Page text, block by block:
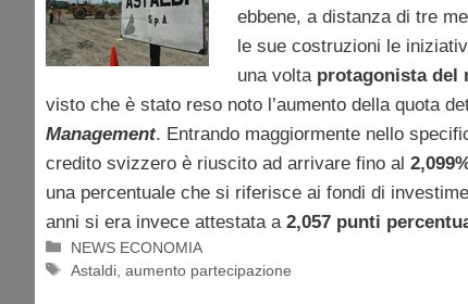
ebbene, a distanza di tre
le sue costruzioni le
una volta protagonista del
visto che è stato reso noto l’aumento della quota
Management. Entrando maggiormente nello
credito svizzero è riuscito ad arrivare fino al
una percentuale che si riferisce ai fondi di
anni si era invece attestata a 2,057 punti
Categorie
NEWS ECONOMIA
Tag
Astaldi ,aumento partecipazione